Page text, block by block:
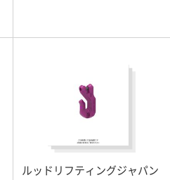
ルッドリフティングジャパン